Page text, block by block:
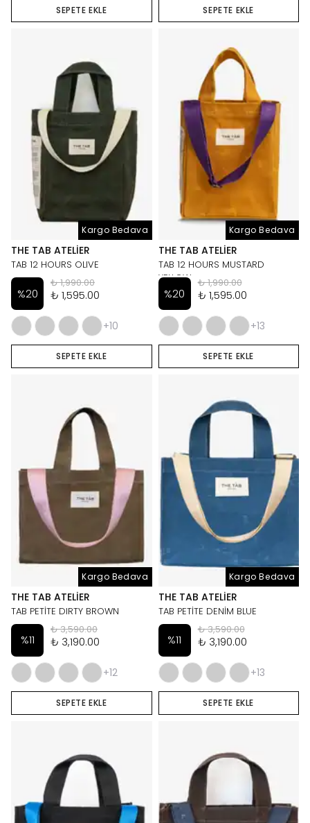
SEPETE EKLE SEPETE EKLE
Kargo Bedava
THE TAB ATELIER
TAB 12 HOURS OLIVE
%20
₺ 1,990.00
₺ 1,595.00
+10
SEPETE EKLE
Kargo Bedava
THE TAB ATELIER
TAB 12 HOURS MUSTARD
YELLOW
%20
₺ 1,990.00
₺ 1,595.00
+13
SEPETE EKLE
Kargo Bedava
THE TAB ATELIER
TAB PETİTE DIRTY BROWN
%11
₺ 3,590.00
₺ 3,190.00
+12
SEPETE EKLE
Kargo Bedava
THE TAB ATELIER
TAB PETİTE DENİM BLUE
%11
₺ 3,590.00
₺ 3,190.00
+13
SEPETE EKLE